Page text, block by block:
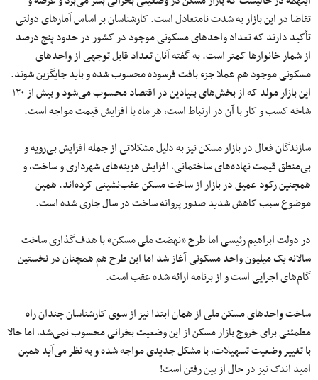
تقاضا در این بازار به شدت نامتعادل است. کارشناسان بر اساس آمارهای دولتی
تأکید دارند که تعداد واحد‌های مسکونی موجود در کشور در حدود پنج درصد
از شمار خانوار‌ها کمتر است. به گفته آنان تعداد قابل توجهی از واحد‌های
مسکونی موجود هم عملا جزء بافت فرسوده محسوب شده و باید جایگزین شوند.
این بازار مولد که از بخش‌های بنیادین در اقتصاد محسوب می‌شود و بیش از ۱۲۰
شاخه کسب و کار با آن در ارتباط است، هر ماه با افزایش قیمت مواجه است.
سازندگان فعال در بازار مسکن نیز به دلیل مشکلاتی از جمله افزایش بی‌رویه و
بی‌منطق قیمت نهاده‌های ساختمانی، افزایش هزینه‌های شهرداری و ساخت، و
همچنین رکود عمیق در بازار از ساخت مسکن عقب‌نشینی کرده‌اند. همین
موضوع سبب کاهش شدید صدور پروانه ساخت در سال جاری شده است.
در دولت ابراهیم رئیسی اما طرح «نهضت ملی مسکن» با هدف‌گذاری ساخت
سالانه یک میلیون واحد مسکونی آغاز شد اما این طرح هم همچنان در نخستین
گام‌های اجرایی است و از برنامه ارائه شده عقب است.
ساخت واحدهای مسکن‌ ملی از همان ابتدا نیز از سوی کارشناسان چندان راه
مطمئنی برای خروج بازار مسکن از این وضعیت بخرانی محسوب نمی‌شد، اما حالا
با تغییر وضعیت تسهیلات، با مشکل جدیدی مواجه شده و به نظر می‌آید همین
امید اندک نیز در حال از بین رفتن است!